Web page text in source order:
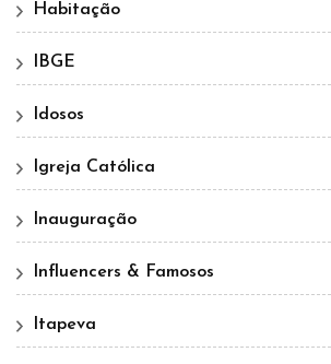
Habitação
IBGE
Idosos
Igreja Católica
Inauguração
Influencers & Famosos
Itapeva